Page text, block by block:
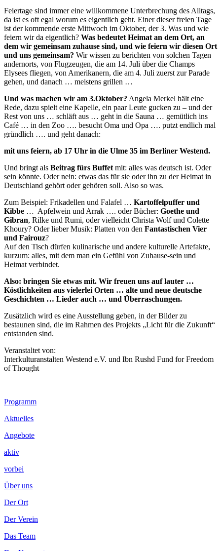
Feiertage sind immer eine willkommene Unterbrechung des Alltags,
da ist es oft egal worum es eigentlich geht. Einer dieser freien Tage
ist der kommende erste Mittwoch im Oktober, der 3. Was und wie
feiern wir da eigentlich? Was bedeutet Heimat an dem Ort, an
dem wir gemeinsam zuhause sind, und wie feiern wir diesen Ort
und uns gemeinsam? Wir wissen zu berichten von solchen Tagen
andernorts, von Flugzeugen, die am 14. Juli über die Champs
Elysees fliegen, von Amerikanern, die am 4. Juli zuerst zur Parade
gehen, und danach … meistens grillen …
Und was machen wir am 3.Oktober? Angela Merkel hält eine
Rede, dazu spielt eine Kapelle, ein paar Leute gucken zu – und der
Rest von uns … schläft aus … geht in die Sauna … gemütlich ins
Café … in den Zoo …. besucht Oma und Opa …. putzt endlich mal
gründlich …. und geht danach:
mit uns feiern, ab 17 Uhr in die Ulme 35 im Berliner Westend.
Und bringt als Beitrag fürs Buffet mit: alles was deutsch ist. Oder
sein könnte. Oder nein: etwas das für sie oder ihn zu der Heimat in
Deutschland gehört oder gehören soll. Also so was.
Zum Beispiel: Frikadellen und Falafel … Kartoffelpuffer und
Kibbe … Apfelwein und Arrak …. oder Bücher: Goethe und
Gibran, Rilke und Rumi, oder vielleicht Christa Wolf und Colette
Khoury? Oder lieber Musik: Platten von den Fantastischen Vier
und Fairouz?
Auf den Tisch dürfen kulinarische und andere kulturelle Artefakte,
kurzum: alles, mit dem man ein Gefühl von Zuhause-sein und
Heimat verbindet.
Also: bringen Sie etwas mit. Wir freuen uns auf lauter …
Köstlichkeiten aus vielerlei Orten … alte und neue deutsche
Geschichten … Lieder auch … und Überraschungen.
Zusätzlich wird es eine Ausstellung geben, in der Bilder zu
bestaunen sind, die im Rahmen des Projekts „Licht für die Zukunft“
entstanden sind.
Veranstaltet von:
Interkulturanstalten Westend e.V. und Ibn Rushd Fund for Freedom
of Thought
Footer
Inhalt
Programm
Aktuelles
Angebote
aktiv
vorbei
Über uns
Der Ort
Der Verein
Das Team